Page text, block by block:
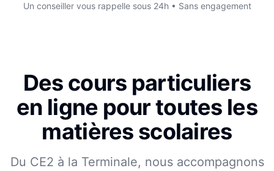
Un conseiller vous rappelle sous 24h • Sans engagement
Des cours particuliers
en ligne pour toutes les
matières scolaires
Du CE2 à la Terminale, nous accompagnons